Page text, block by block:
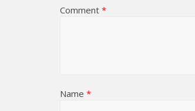
Comment *
Name *